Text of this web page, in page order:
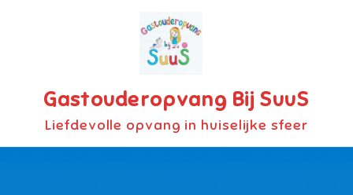
Gastouderopvang Bij SuuS
Liefdevolle opvang in huiselijke sfeer